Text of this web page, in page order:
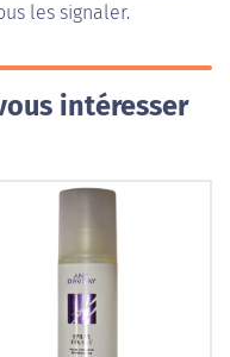
les signaler.
intéresser